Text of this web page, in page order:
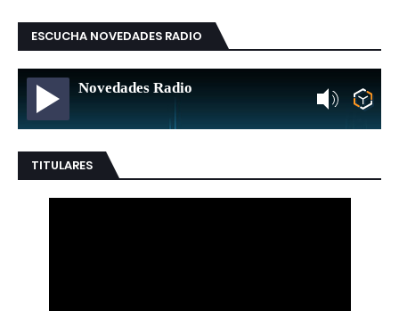
ESCUCHA NOVEDADES RADIO
Novedades Radio
TITULARES